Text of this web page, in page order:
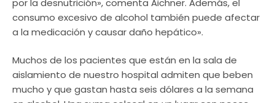
por la desnutrición», comenta Aichner. Además, el
consumo excesivo de alcohol también puede afectar
a la medicación y causar daño hepático».
Muchos de los pacientes que están en la sala de
aislamiento de nuestro hospital admiten que beben
mucho y que gastan hasta seis dólares a la semana